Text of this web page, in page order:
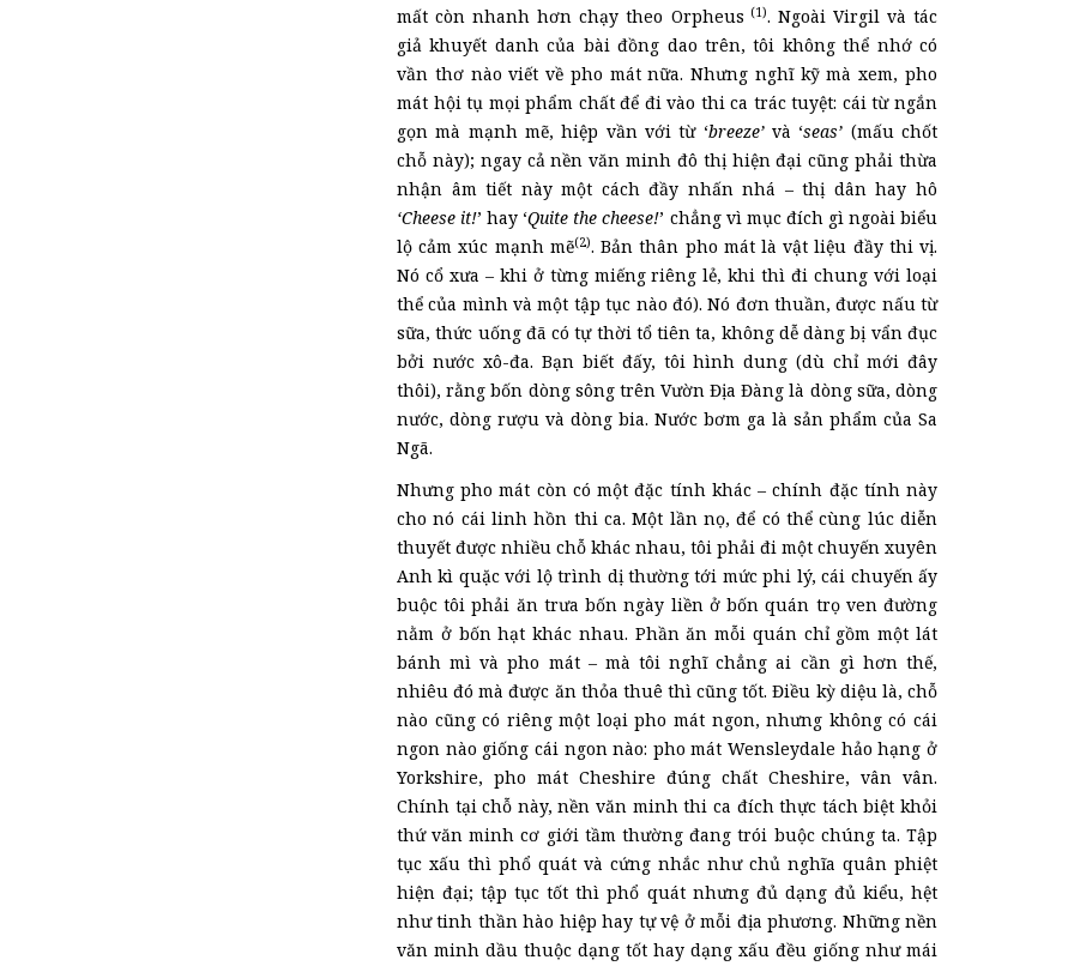
mất còn nhanh hơn chạy theo Orpheus (1). Ngoài Virgil và tác
giả khuyết danh của bài đồng dao trên, tôi không thể nhớ có
vần thơ nào viết về pho mát nữa. Nhưng nghĩ kỹ mà xem, pho
mát hội tụ mọi phẩm chất để đi vào thi ca trác tuyệt: cái từ ngắn
gọn mà mạnh mẽ, hiệp vần với từ ‘breeze’và ‘seas’ (mấu chốt
chỗ này); ngay cả nền văn minh đô thị hiện đại cũng phải thừa
nhận âm tiết này một cách đầy nhấn nhá – thị dân hay hô
‘Cheese it!’ hay ‘Quite the cheese!’ chẳng vì mục đích gì ngoài biểu
lộ cảm xúc mạnh mẽ(2). Bản thân pho mát là vật liệu đầy thi vị.
Nó cổ xưa – khi ở từng miếng riêng lẻ, khi thì đi chung với loại
thể của mình và một tập tục nào đó). Nó đơn thuần, được nấu từ
sữa, thức uống đã có tự thời tổ tiên ta, không dễ dàng bị vẩn đục
bởi nước xô-đa. Bạn biết đấy, tôi hình dung (dù chỉ mới đây
thôi), rằng bốn dòng sông trên Vườn Địa Đàng là dòng sữa, dòng
nước, dòng rượu và dòng bia. Nước bơm ga là sản phẩm của Sa
Ngã.
Nhưng pho mát còn có một đặc tính khác – chính đặc tính này
cho nó cái linh hồn thi ca. Một lần nọ, để có thể cùng lúc diễn
thuyết được nhiều chỗ khác nhau, tôi phải đi một chuyến xuyên
Anh kì quặc với lộ trình dị thường tới mức phi lý, cái chuyến ấy
buộc tôi phải ăn trưa bốn ngày liền ở bốn quán trọ ven đường
nằm ở bốn hạt khác nhau. Phần ăn mỗi quán chỉ gồm một lát
bánh mì và pho mát – mà tôi nghĩ chẳng ai cần gì hơn thế,
nhiêu đó mà được ăn thỏa thuê thì cũng tốt. Điều kỳ diệu là, chỗ
nào cũng có riêng một loại pho mát ngon, nhưng không có cái
ngon nào giống cái ngon nào: pho mát Wensleydale hảo hạng ở
Yorkshire, pho mát Cheshire đúng chất Cheshire, vân vân.
Chính tại chỗ này, nền văn minh thi ca đích thực tách biệt khỏi
thứ văn minh cơ giới tầm thường đang trói buộc chúng ta. Tập
tục xấu thì phổ quát và cứng nhắc như chủ nghĩa quân phiệt
hiện đại; tập tục tốt thì phổ quát nhưng đủ dạng đủ kiểu, hệt
như tinh thần hào hiệp hay tự vệ ở mỗi địa phương. Những nền
văn minh dầu thuộc dạng tốt hay dạng xấu đều giống như mái